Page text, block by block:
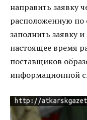
направить заявку
расположенную
заполнить заявку
настоящее время
поставщиков
информационной